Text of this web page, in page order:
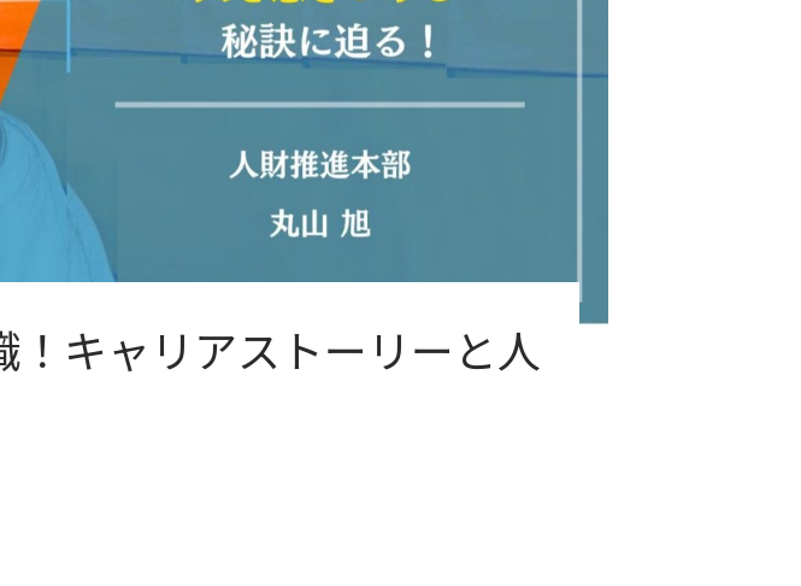
キャリアストーリーと人